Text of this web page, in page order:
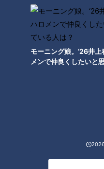
モーニング娘。‘26井上
メンで仲良くしたいと
ぶ“小さすぎる謎の島”を調査